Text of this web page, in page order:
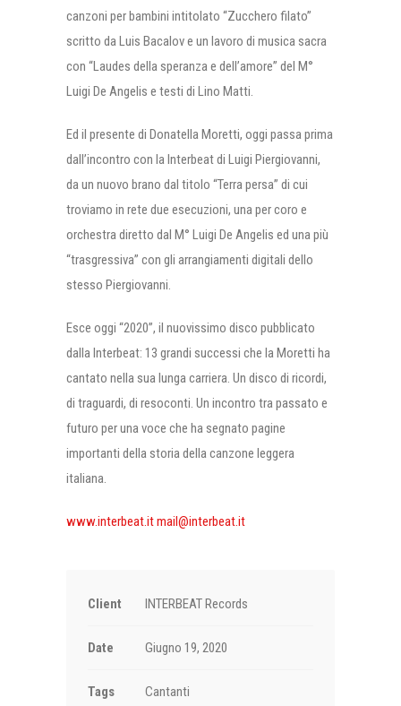
canzoni per bambini intitolato “Zucchero filato”
scritto da Luis Bacalov e un lavoro di musica sacra
con “Laudes della speranza e dell’amore” del M°
Luigi De Angelis e testi di Lino Matti.
Ed il presente di Donatella Moretti, oggi passa prima
dall’incontro con la Interbeat di Luigi Piergiovanni,
da un nuovo brano dal titolo “Terra persa” di cui
troviamo in rete due esecuzioni, una per coro e
orchestra diretto dal M° Luigi De Angelis ed una più
“trasgressiva” con gli arrangiamenti digitali dello
stesso Piergiovanni.
Esce oggi “2020”, il nuovissimo disco pubblicato
dalla Interbeat: 13 grandi successi che la Moretti ha
cantato nella sua lunga carriera. Un disco di ricordi,
di traguardi, di resoconti. Un incontro tra passato e
futuro per una voce che ha segnato pagine
importanti della storia della canzone leggera
italiana.
www.interbeat.itmail@interbeat.it
Client INTERBEAT Records
Date Giugno 19, 2020
Tags Cantanti